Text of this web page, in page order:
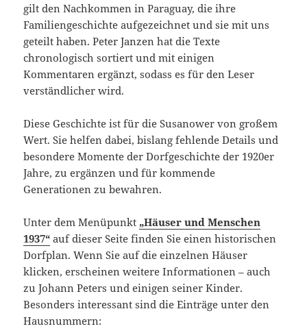
gilt den Nachkommen in Paraguay, die ihre
Familiengeschichte aufgezeichnet und sie mit uns
geteilt haben. Peter Janzen hat die Texte
chronologisch sortiert und mit einigen
Kommentaren ergänzt, sodass es für den Leser
verständlicher wird.
Diese Geschichte ist für die Susanower von großem
Wert. Sie helfen dabei, bislang fehlende Details und
besondere Momente der Dorfgeschichte der 1920er
Jahre, zu ergänzen und für kommende
Generationen zu bewahren.
Unter dem Menüpunkt „Häuser und Menschen
1937“ auf dieser Seite finden Sie einen historischen
Dorfplan. Wenn Sie auf die einzelnen Häuser
klicken, erscheinen weitere Informationen – auch
zu Johann Peters und einigen seiner Kinder.
Besonders interessant sind die Einträge unter den
Hausnummern: